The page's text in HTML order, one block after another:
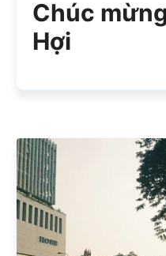
Chúc
Hợi